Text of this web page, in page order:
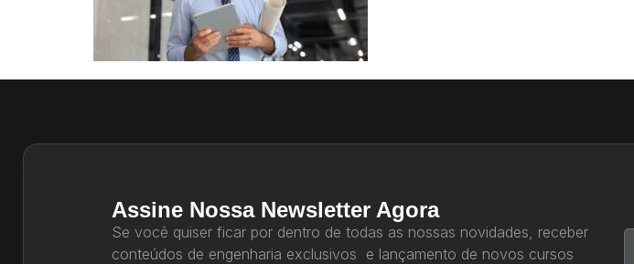
Assine Nossa Newsletter Agora
Se você quiser ficar por dentro de todas as nossas novidades, receber
conteúdos de engenharia exclusivos e lançamento de novos cursos